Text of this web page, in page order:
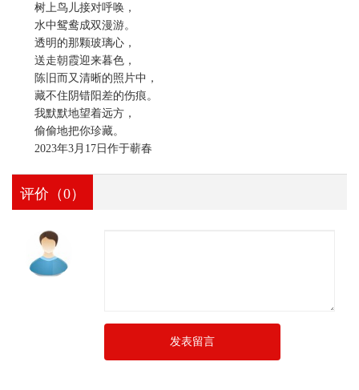
树上鸟儿接对呼唤，
水中鸳鸯成双漫游。
透明的那颗玻璃心，
送走朝霞迎来暮色，
陈旧而又清晰的照片中，
藏不住阴错阳差的伤痕。
我默默地望着远方，
偷偷地把你珍藏。
2023年3月17日作于蕲春
评价（0）